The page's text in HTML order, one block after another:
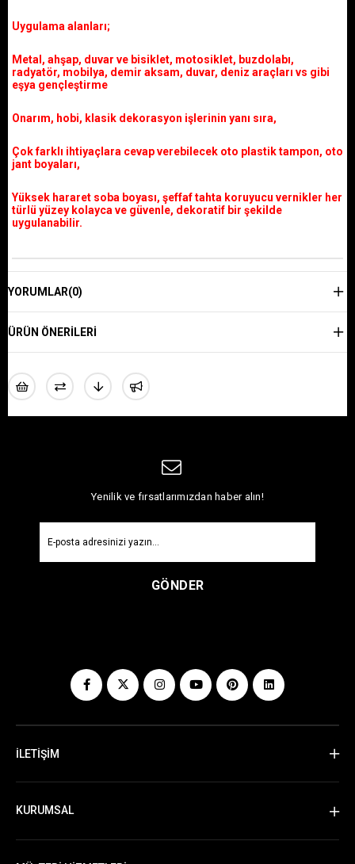
Uygulama alanları;
Metal, ahşap, duvar ve bisiklet, motosiklet, buzdolabı,
radyatör, mobilya, demir aksam, duvar, deniz araçları vs gibi
eşya gençleştirme
Onarım, hobi, klasik dekorasyon işlerinin yanı sıra,
Çok farklı ihtiyaçlara cevap verebilecek oto plastik tampon, oto
jant boyaları,
Yüksek hararet soba boyası, şeffaf tahta koruyucu vernikler her
türlü yüzey kolayca ve güvenle, dekoratif bir şekilde
uygulanabilir.
YORUMLAR(0)
ÜRÜN ÖNERILERI
Yenilik ve fırsatlarımızdan haber alın!
GÖNDER
İLETİŞİM
KURUMSAL